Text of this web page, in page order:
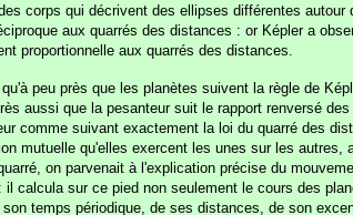
corps qui décrivent des ellipses différentes
aux quarrés des distances : or Képler a
proportionnelle aux quarrés des distances.
peu près que les planètes suivent la règle de
aussi que la pesanteur suit le rapport renversé
comme suivant exactement la loi du quarré des
mutuelle qu'elles exercent les unes sur les
on parvenait à l'explication précise du
calcula sur ce pied non seulement le cours des
temps périodique, de ses distances, de son